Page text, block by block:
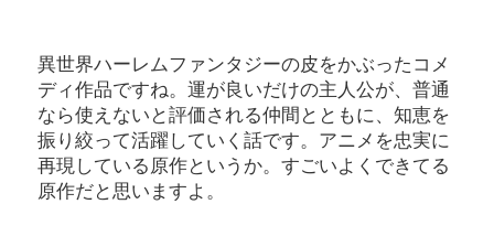
異世界ハーレムファンタジーの皮をかぶったコメ
ディ作品ですね。運が良いだけの主人公が、普通
なら使えないと評価される仲間とともに、知恵を
振り絞って活躍していく話です。アニメを忠実に
再現している原作というか。すごいよくできてる
原作だと思いますよ。